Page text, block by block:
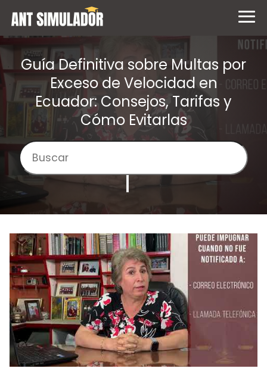
Guía Definitiva sobre Multas por
Exceso de Velocidad en
Ecuador: Consejos, Tarifas y
Cómo Evitarlas